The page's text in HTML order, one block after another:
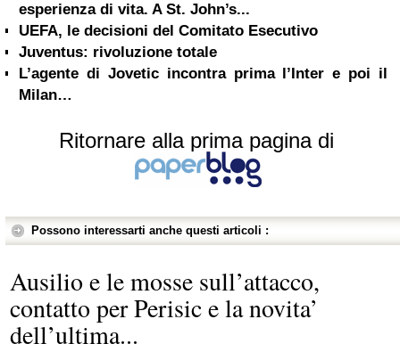
esperienza di vita. A St. John’s...
UEFA, le decisioni del Comitato Esecutivo
Juventus: rivoluzione totale
L’agente di Jovetic incontra prima l’Inter e poi il
Milan…
Ritornare alla prima pagina di
Possono interessarti anche questi articoli :
Ausilio e le mosse sull’attacco,
contatto per Perisic e la novita’
dell’ultima...